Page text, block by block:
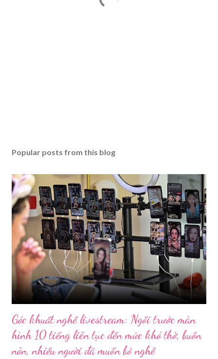
Popular posts from this blog
Góc khuất nghề livestream: Ngồi trước màn
hình 10 tiếng liên tục đến mức khó thở, buồn
nôn, nhiều người đã muốn bỏ nghề